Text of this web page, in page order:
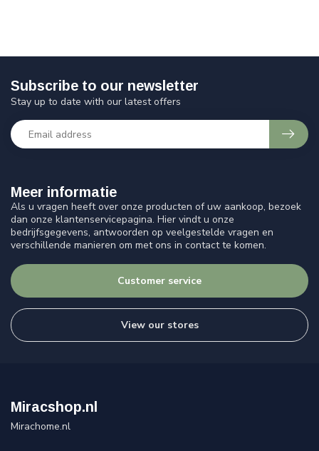
Meer informatie
Als u vragen heeft over onze producten of uw aankoop, bezoek
dan onze klantenservicepagina. Hier vindt u onze
bedrijfsgegevens, antwoorden op veelgestelde vragen en
verschillende manieren om met ons in contact te komen.
Customer service
View our stores
Subscribe to our newsletter
Stay up to date with our latest offers
Miracshop.nl
Mirachome.nl